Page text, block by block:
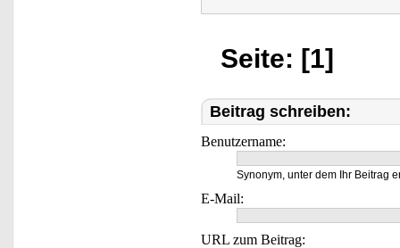
Seite: [1]
Beitrag schreiben:
Benutzername:
Synonym, unter dem Ihr Beitrag
E-Mail:
URL zum Beitrag: